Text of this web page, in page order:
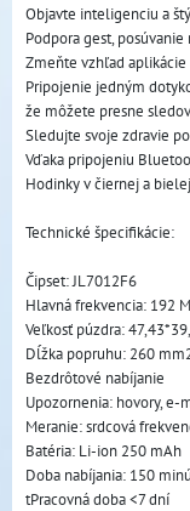
Objavte inteligenciu a
Podpora gest,
Zmeňte vzhľad
Pripojenie jedným
že môžete presne
Sledujte svoje zdravie
Vďaka pripojeniu
Hodinky v čiernej a
Technické špecifikácie:
Čipset: JL7012F6
Hlavná frekvencia: 192
Veľkosť púzdra:
Dĺžka popruhu: 260
Bezdrôtové nabíjanie
Upozornenia: hovory, e-
Meranie: srdcová
Batéria: Li-ion 250 mAh
Doba nabíjania: 150 minú
tPracovná doba <7 dní